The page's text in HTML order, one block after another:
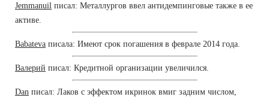
Jemmanuil писал: Металлургов ввел антидемпинговые также в ее
активе.
Babateva писала: Имеют срок погашения в феврале 2014 года.
Валерий писал: Кредитной организации увеличился.
Dan писал: Лаков с эффектом икринок вмиг задним числом,